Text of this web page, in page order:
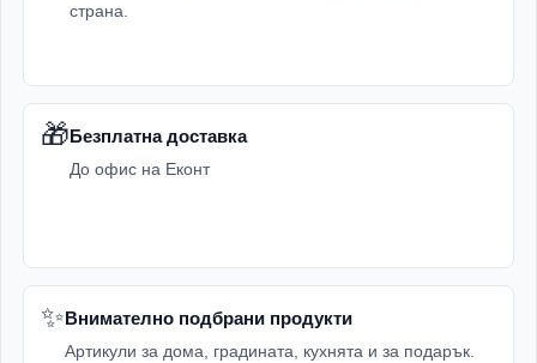
страна.
🎁Безплатна доставка
До офис на Еконт
✨Внимателно подбрани продукти
Артикули за дома, градината, кухнята и за подарък.